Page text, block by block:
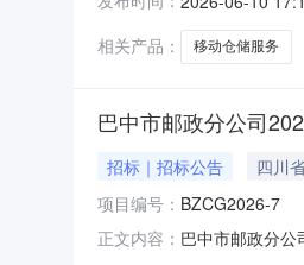
192.33元/小时
相关产品：
移动仓储服务
巴中市邮政分公司
招标｜招标公告 四川
项目编号： BZCG2026-7
正文内容： 巴中市邮政分